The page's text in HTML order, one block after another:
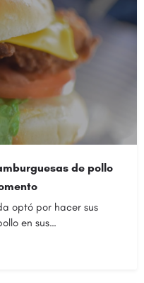
de pollo
optó por hacer sus
en sus…